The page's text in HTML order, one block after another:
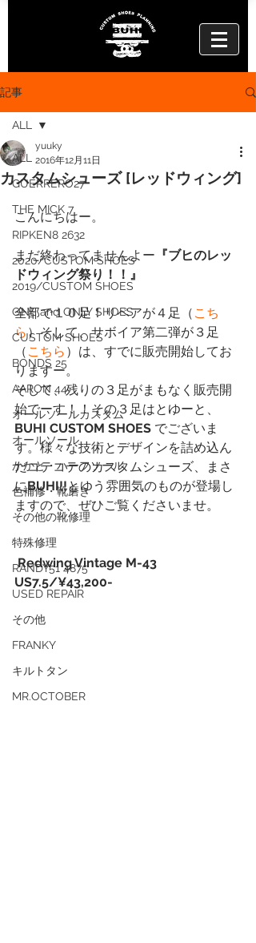
記事
ALL
GUERRERO27
THE MICK 7
RIPKEN8 2632
2020/CUSTOM SHOES
2019/CUSTOM SHOES
ONE and ONLY SHOES
CUSTOM SHOES
BONDS 25
AARON 44
オールソールカスタム
オールソール
かかと・ハーフソール
色補修・靴磨き
その他の靴修理
特殊修理
RANDY51 4875
USED REPAIR
その他
FRANKY
キルトタン
MR.OCTOBER
ALL
カスタムシューズ [レッドウィング]
yuuky
2016年12月11日
こんにちはー。
まだ終わってませんよー 『ブヒのレッ
ドウィング祭り！！』
全部で１０足！リペアが４足（ こち
ら）そして、サボイア第二弾が３足
（ こちら ）は、すでに販売開始してお
りますー。
そして、残りの３足がまもなく販売開
始でーす！！その３足はとゆーと、
BUHI CUSTOM SHOES でございま
す。様々な技術とデザインを詰め込ん
だコテコテのカスタムシューズ、まさ
にBUHI!!とゆう雰囲気のものが登場し
ますので、ぜひご覧くださいませ。
Redwing Vintage M-43
US7.5/¥43,200-